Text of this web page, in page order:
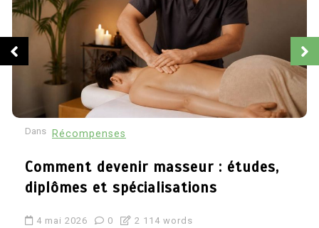
Dans Récompenses
Architecte d’intérieur etude : quel
parcours pour devenir architecte